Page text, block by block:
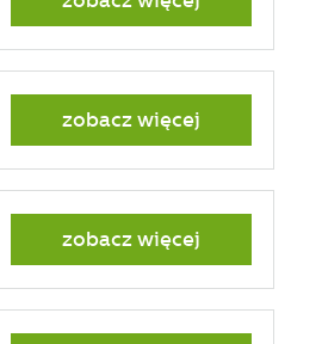
zobacz więcej
zobacz więcej